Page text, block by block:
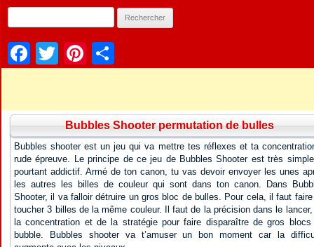
Facebook
TwitterPinterest
Bubbles Shooter permutation de bulles
Bubbles shooter est un jeu qui va mettre tes réflexes et ta
rude épreuve. Le principe de ce jeu de Bubbles Shooter est très
pourtant addictif. Armé de ton canon, tu vas devoir envoyer les unes
les autres les billes de couleur qui sont dans ton canon. Dans
Shooter, il va falloir détruire un gros bloc de bulles. Pour cela, il faut
toucher 3 billes de la même couleur. Il faut de la précision dans le
la concentration et de la stratégie pour faire disparaître de gros blocs
bubble. Bubbles shooter va t’amuser un bon moment car la